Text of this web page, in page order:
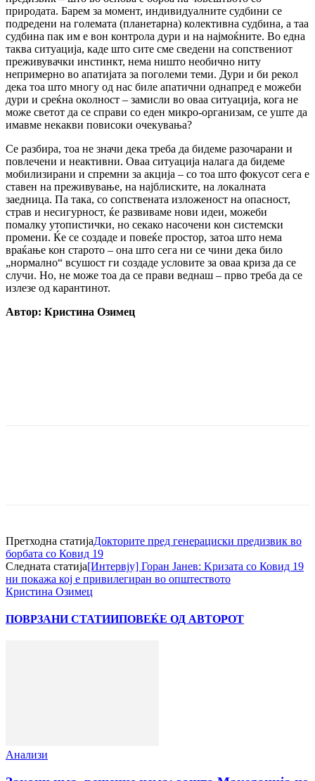
природата. Барем за момент, индивидуалните судбини се
подредени на големата (планетарна) колективна судбина, а таа
судбина пак им е вон контрола дури и на најмоќните. Во една
таква ситуација, каде што сите сме сведени на сопствениот
преживувачки инстинкт, нема ништо необично ниту
непримерно во апатијата за поголеми теми. Дури и би рекол
дека тоа што многу од нас биле апатични однапред е можеби
дури и среќна околност – замисли во оваа ситуација, кога не
може светот да се справи со еден микро-организам, се уште да
имавме некакви повисоки очекувања?
Се разбира, тоа не значи дека треба да бидеме разочарани и
повлечени и неактивни. Оваа ситуација налага да бидеме
мобилизирани и спремни за акција – со тоа што фокусот сега е
ставен на преживување, на најблиските, на локалната
заедница. Па така, со сопствената изложеност на опасност,
страв и несигурност, ќе развиваме нови идеи, можеби
помалку утопистички, но секако насочени кон системски
промени. Ќе се создаде и повеќе простор, затоа што нема
враќање кон старото – она што сега ни се чини дека било
„нормално“ всушост ги создаде условите за оваа криза да се
случи. Но, не може тоа да се прави веднаш – прво треба да се
излезе од карантинот.
Автор: Кристина Озимец
Претходна статијаДокторите пред генерациски предизвик во
борбата со Ковид 19
Следната статија[Интервју] Горан Јанев: Kризата со Ковид 19
ни покажа кој е привилегиран во општеството
Кристина Озимец
ПОВРЗАНИ СТАТИИПОВЕЌЕ ОД АВТОРОТ
Анализи